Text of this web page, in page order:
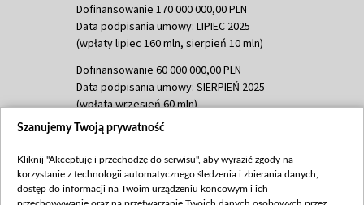
Dofinansowanie 170 000 000,00 PLN
Data podpisania umowy: LIPIEC 2025
(wpłaty lipiec 160 mln, sierpień 10 mln)
Dofinansowanie 60 000 000,00 PLN
Data podpisania umowy: SIERPIEŃ 2025
(wpłata wrzesień 60 mln)
Dofinansowanie 635 783 051,21 PLN
(wpłata wrzesień 100 mln, październik 350
mln, listopad 265 mln)
Szanujemy Twoją prywatność
Kliknij "Akceptuję i przechodzę do serwisu", aby wyrazić zgody na
korzystanie z technologii automatycznego śledzenia i zbierania danych,
dostęp do informacji na Twoim urządzeniu końcowym i ich